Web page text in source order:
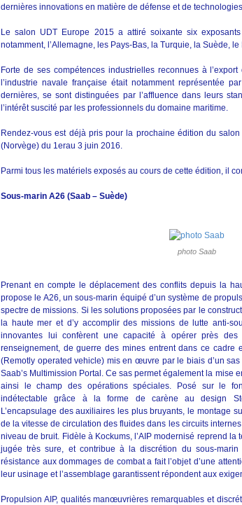
dernières innovations en matière de défense et de
Le salon UDT Europe 2015 a attiré soixante six
notamment, l’Allemagne, les Pays-Bas, la Turquie, la Suède,
Forte de ses compétences industrielles reconnues à
l’industrie navale française était notamment représentée
dernières, se sont distinguées par l’affluence dans leurs
l’intérêt suscité par les professionnels du domaine maritime.
Rendez-vous est déjà pris pour la prochaine édition du
(Norvège) du 1erau 3 juin 2016.
Parmi tous les matériels exposés au cours de cette édition, il
Sous-marin A26 (Saab – Suède)
photo Saab
Prenant en compte le déplacement des conflits depuis la
propose le A26, un sous-marin équipé d’un système de
spectre de missions. Si les solutions proposées par le
la haute mer et d’y accomplir des missions de lutte anti-
innovantes lui confèrent une capacité à opérer près des
renseignement, de guerre des mines entrent dans ce cadre
(Remotly operated vehicle) mis en œuvre par le biais d’un
Saab’s Multimission Portal. Ce sas permet également la mise
ainsi le champ des opérations spéciales. Posé sur le
indétectable grâce à la forme de carène au design
L’encapsulage des auxiliaires les plus bruyants, le montage
de la vitesse de circulation des fluides dans les circuits
niveau de bruit. Fidèle à Kockums, l’AIP modernisé reprend
jugée très sure, et contribue à la discrétion du sous-marin
résistance aux dommages de combat a fait l’objet d’une
leur usinage et l’assemblage garantissent répondent aux
Propulsion AIP, qualités manœuvrières remarquables et